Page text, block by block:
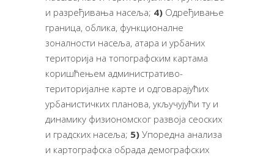
и разређивања насеља; 4) Одређивање
граница, облика, функционалне
зоналности насеља, атара и урбаних
територија на топографским картама
коришћењем административо-
територијалне карте и одговарајућих
урбанистичких планова, укључујући ту и
динамику физиономског развоја сеоских
и градских насеља; 5) Упоредна анализа
и картографска обрада демографских